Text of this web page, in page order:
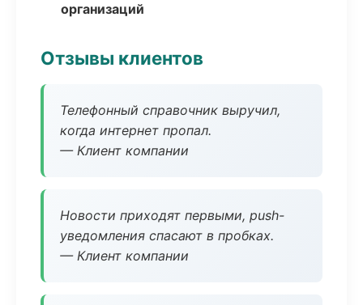
организаций
Отзывы клиентов
Телефонный справочник выручил,
когда интернет пропал.
— Клиент компании
Новости приходят первыми, push-
уведомления спасают в пробках.
— Клиент компании